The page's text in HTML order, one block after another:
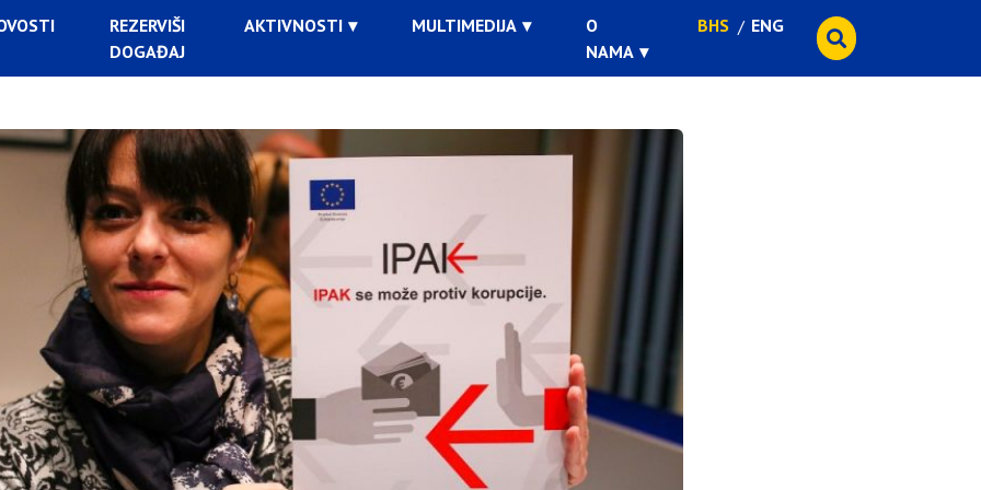
REZERVIŠI
DOGAĐAJ
AKTIVNOSTI MULTIMEDIJA
O
NAMA
BHS ENG